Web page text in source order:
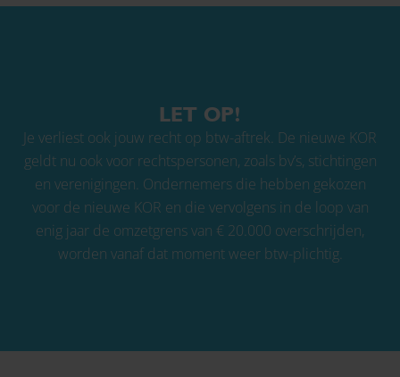
LET OP!
Je verliest ook jouw recht op btw-aftrek. De nieuwe KOR
geldt nu ook voor rechtspersonen, zoals bv’s, stichtingen
en verenigingen. Ondernemers die hebben gekozen
voor de nieuwe KOR en die vervolgens in de loop van
enig jaar de omzetgrens van € 20.000 overschrijden,
worden vanaf dat moment weer btw-plichtig.